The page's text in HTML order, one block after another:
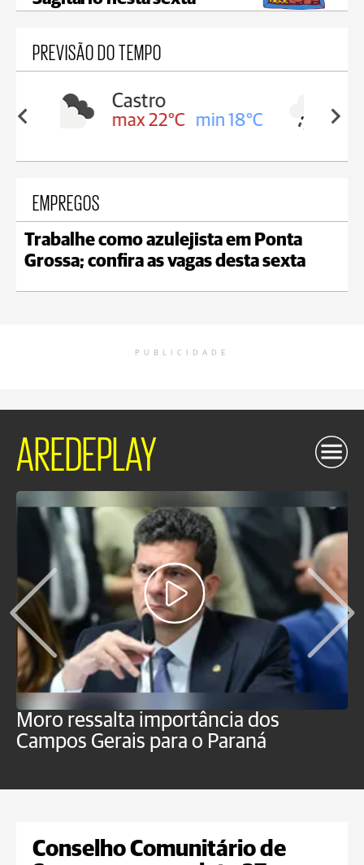
PREVISÃO DO TEMPO
18°C
Carambeí
max 21°C min 18°C
EMPREGOS
Trabalhe como azulejista em Ponta
Grossa; confira as vagas desta sexta
PUBLICIDADE
AREDEPLAY
Moro ressalta importância dos
Campos Gerais para o Paraná
Conselho Comunitário de